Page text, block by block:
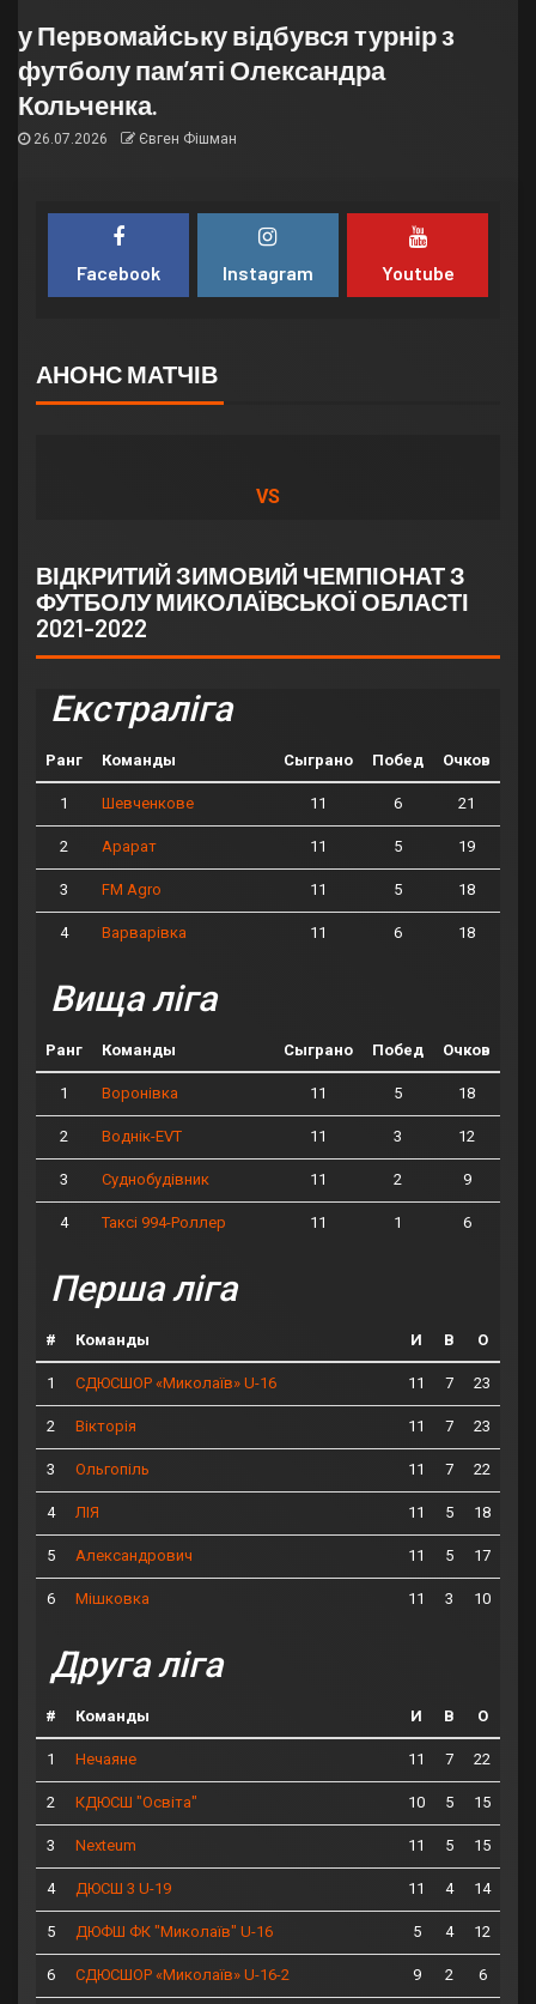
у Первомайську відбувся турнір з
футболу пам’яті Олександра
Кольченка.
26.07.2026 Євген Фішман
Facebook Instagram Youtube
АНОНС МАТЧІВ
VS
ВІДКРИТИЙ ЗИМОВИЙ ЧЕМПІОНАТ З
ФУТБОЛУ МИКОЛАЇВСЬКОЇ ОБЛАСТІ
2021-2022
Екстраліга
Ранг Команды Сыграно Побед Очков
1 Шевченкове 11 6 21
2 Арарат 11 5 19
3 FM Agro 11 5 18
4 Варварівка 11 6 18
Вища ліга
Ранг Команды Сыграно Побед Очков
1 Воронівка 11 5 18
2 Воднік-EVT 11 3 12
3 Суднобудівник 11 2 9
4 Таксі 994-Роллер 11 1 6
Перша ліга
# Команды И В О
1 СДЮСШОР «Миколаїв» U-16 11 7 23
2 Вікторія 11 7 23
3 Ольгопіль 11 7 22
4 ЛІЯ 11 5 18
5 Александрович 11 5 17
6 Мішковка 11 3 10
Друга ліга
# Команды И В О
1 Нечаяне 11 7 22
2 КДЮСШ "Освіта" 10 5 15
3 Nexteum 11 5 15
4 ДЮСШ 3 U-19 11 4 14
5 ДЮФШ ФК "Миколаїв" U-16 5 4 12
6 СДЮСШОР «Миколаїв» U-16-2 9 2 6